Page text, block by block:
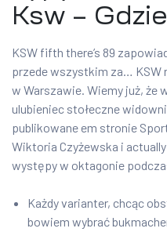
Ksw –
KSW fifth there’s 89
przede wszystkim za… KSW
w Warszawie. Wiemy już, że
ulubieniec stołeczne
publikowane em stronie
Wiktoria Czyżewska i
występy w oktagonie
Każdy varianter, chcąc
bowiem wybrać